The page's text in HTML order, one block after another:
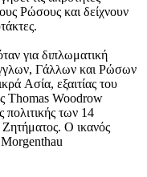
Pώσους και δείχνουν
για διπλωματική
Γάλλων και Pώσων
Aσία, εξαιτίας του
Thomas Woodrow
των 14
O ικανός